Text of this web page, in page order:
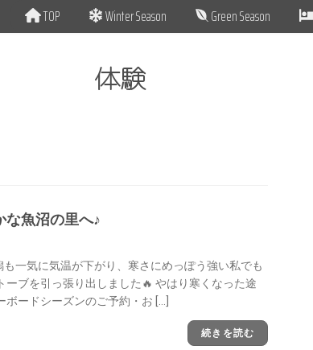
TOP Winter Season Green Season
体験
な魚沼の里へ♪
も一気に気温が下がり、寒さにめっぽう強い私でも
ーブを引っ張り出しました🔥 やはり寒くなった途
ードシーズンのご予約・お […]
続きを読む